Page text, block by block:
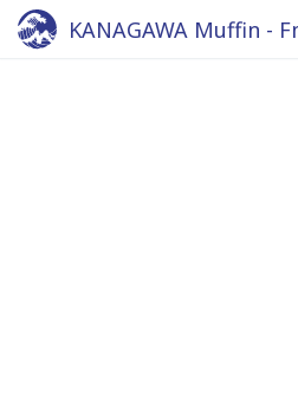
KANAGAWA Muffin -